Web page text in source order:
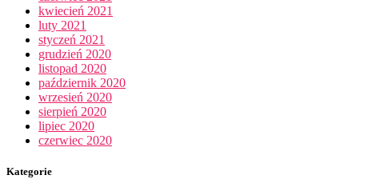
kwiecień 2021
luty 2021
styczeń 2021
grudzień 2020
listopad 2020
październik 2020
wrzesień 2020
sierpień 2020
lipiec 2020
czerwiec 2020
Kategorie